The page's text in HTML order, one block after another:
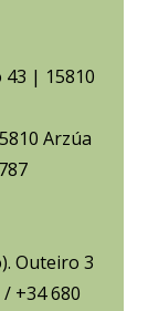
43 | 15810
Arzúa
Outeiro 3
+34 680